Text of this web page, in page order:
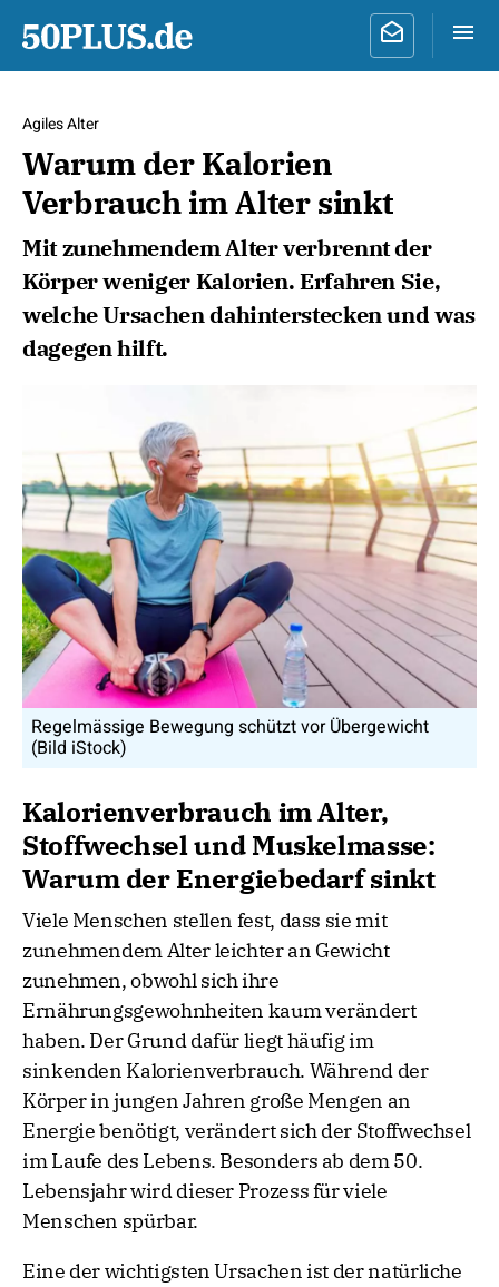
Agiles Alter
Warum der Kalorien
Verbrauch im Alter sinkt
Mit zunehmendem Alter verbrennt der
Körper weniger Kalorien. Erfahren Sie,
welche Ursachen dahinterstecken und was
dagegen hilft.
Regelmässige Bewegung schützt vor Übergewicht
(Bild iStock)
Kalorienverbrauch im Alter,
Stoffwechsel und Muskelmasse:
Warum der Energiebedarf sinkt
Viele Menschen stellen fest, dass sie mit
zunehmendem Alter leichter an Gewicht
zunehmen, obwohl sich ihre
Ernährungsgewohnheiten kaum verändert
haben. Der Grund dafür liegt häufig im
sinkenden Kalorienverbrauch. Während der
Körper in jungen Jahren große Mengen an
Energie benötigt, verändert sich der Stoffwechsel
im Laufe des Lebens. Besonders ab dem 50.
Lebensjahr wird dieser Prozess für viele
Menschen spürbar.
Eine der wichtigsten Ursachen ist der natürliche